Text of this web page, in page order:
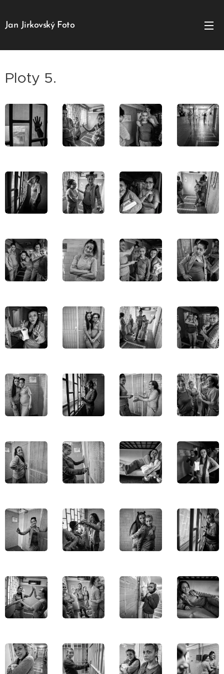
Jan Jirkovský Foto
Ploty 5.